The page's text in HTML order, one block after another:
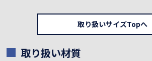
取り扱いサイズTopへ
取り扱い材質